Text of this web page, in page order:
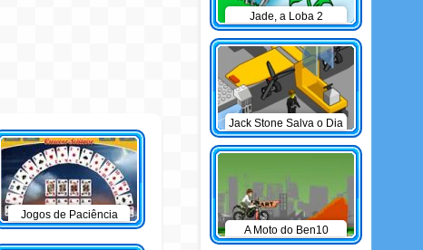
Jogos de Paciência
Jade, a Loba 2
Jack Stone Salva o Dia
A Moto do Ben10